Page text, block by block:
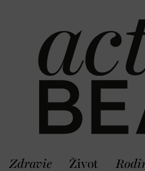
Zdravie Život